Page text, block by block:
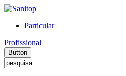
Particular
Profissional
Button